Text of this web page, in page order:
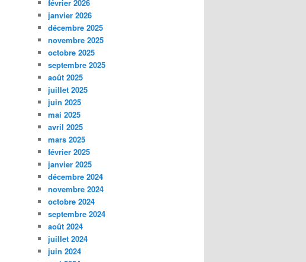
février 2026
janvier 2026
décembre 2025
novembre 2025
octobre 2025
septembre 2025
août 2025
juillet 2025
juin 2025
mai 2025
avril 2025
mars 2025
février 2025
janvier 2025
décembre 2024
novembre 2024
octobre 2024
septembre 2024
août 2024
juillet 2024
juin 2024